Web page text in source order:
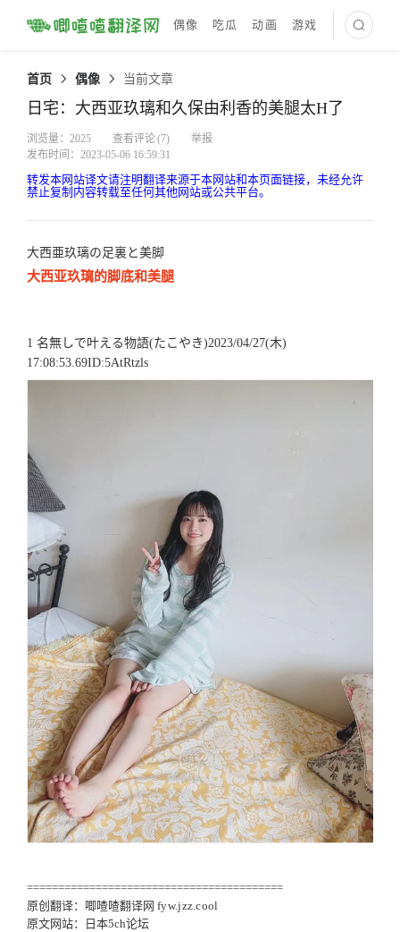
偶像 吃瓜 动画 游戏 最新译文
首页 偶像 当前文章
日宅：大西亚玖璃和久保由利香的美腿太H了
浏览量：2025 查看评论(7)
举报
发布时间：2023-05-06 16:59:31
转发本网站译文请注明翻译来源于本网站和本页面链接，未经允许
禁止复制内容转载至任何其他网站或公共平台。
大西亜玖璃の足裏と美脚
大西亚玖璃的脚底和美腿
1 名無しで叶える物語(たこやき)2023/04/27(木)
17:08:53.69ID:5AtRtzls
=========================================
原创翻译：唧喳喳翻译网 fyw.jzz.cool
原文网站：日本5ch论坛